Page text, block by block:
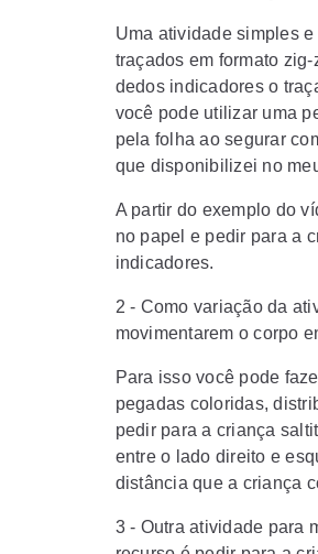
Uma atividade simples
traçados em formato
dedos indicadores o
você pode utilizar uma
pela folha ao segurar
que disponibilizei no
A partir do exemplo do
no papel e pedir para a
indicadores.
2 - Como variação da
movimentarem o corpo
Para isso você pode
pegadas coloridas,
pedir para a criança
entre o lado direito e
distância que a criança
3 - Outra atividade para